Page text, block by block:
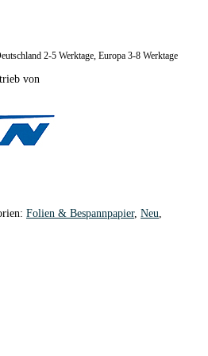
2-5 Werktage, Europa 3-8 Werktage
von
Folien & Bespannpapier, Neu